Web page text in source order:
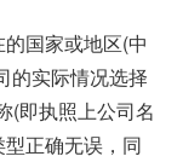
国家或地区(中
的实际情况选择
(即执照上公司名
正确无误，同